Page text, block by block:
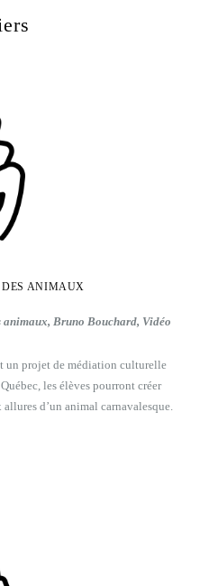
ANIMAUX
Bruno Bouchard, Vidéo
un projet de médiation culturelle
les élèves pourront créer
d’un animal carnavalesque.